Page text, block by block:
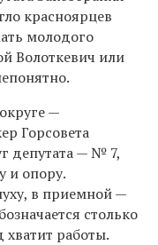
красноярцев
молодого
Волоткевич или
—
Горсовета
депутата — № 7,
и опору.
в приемной —
столько
работы.